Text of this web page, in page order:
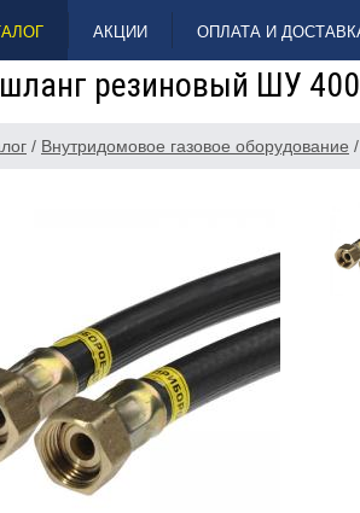
АКЦИИ ОПЛАТА И
резиновый ШУ
/ Внутридомовое газовое оборудование /